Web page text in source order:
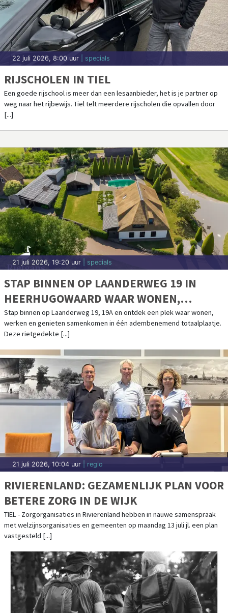
22 juli 2026, 8:00 uur | specials
RIJSCHOLEN IN TIEL
Een goede rijschool is meer dan een lesaanbieder, het is je partner op
weg naar het rijbewijs. Tiel telt meerdere rijscholen die opvallen door
[...]
21 juli 2026, 19:20 uur | specials
STAP BINNEN OP LAANDERWEG 19 IN
HEERHUGOWAARD WAAR WONEN,
WERKEN EN GENIETEN SAMENKOMEN
Stap binnen op Laanderweg 19, 19A en ontdek een plek waar wonen,
werken en genieten samenkomen in één adembenemend totaalplaatje.
Deze rietgedekte [...]
21 juli 2026, 10:04 uur | regio
RIVIERENLAND: GEZAMENLIJK PLAN VOOR
BETERE ZORG IN DE WIJK
TIEL - Zorgorganisaties in Rivierenland hebben in nauwe samenspraak
met welzijnsorganisaties en gemeenten op maandag 13 juli jl. een plan
vastgesteld [...]